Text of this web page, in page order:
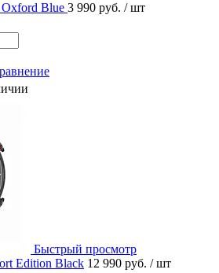
Blue 3 990 руб. / шт
Быстрый просмотр
Edition Black 12 990 руб. / шт